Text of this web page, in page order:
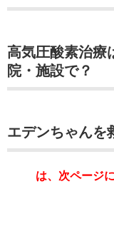
高気圧酸素治療
院・施設で？
エデンちゃんを
は、次ページ